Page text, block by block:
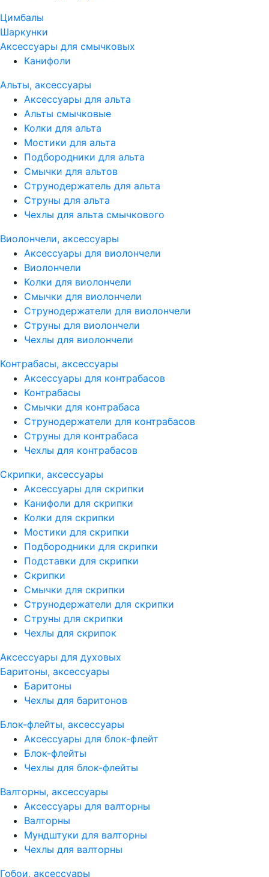
Цимбалы
Шаркунки
Аксессуары для смычковых
Канифоли
Альты, аксессуары
Аксессуары для альта
Альты смычковые
Колки для альта
Мостики для альта
Подбородники для альта
Смычки для альтов
Струнодержатель для альта
Струны для альта
Чехлы для альта смычкового
Виолончели, аксессуары
Аксессуары для виолончели
Виолончели
Колки для виолончели
Смычки для виолончели
Струнодержатели для виолончели
Струны для виолончели
Чехлы для виолончели
Контрабасы, аксессуары
Аксессуары для контрабасов
Контрабасы
Смычки для контрабаса
Струнодержатели для контрабасов
Струны для контрабаса
Чехлы для контрабасов
Скрипки, аксессуары
Аксессуары для скрипки
Канифоли для скрипки
Колки для скрипки
Мостики для скрипки
Подбородники для скрипки
Подставки для скрипки
Скрипки
Смычки для скрипки
Струнодержатели для скрипки
Струны для скрипки
Чехлы для скрипок
Аксессуары для духовых
Баритоны, аксессуары
Баритоны
Чехлы для баритонов
Блок-флейты, аксессуары
Аксессуары для блок-флейт
Блок-флейты
Чехлы для блок-флейты
Валторны, аксессуары
Аксессуары для валторны
Валторны
Мундштуки для валторны
Чехлы для валторны
Гобои, аксессуары